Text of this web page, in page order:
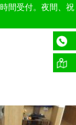
間受付。夜間、
公式サイト